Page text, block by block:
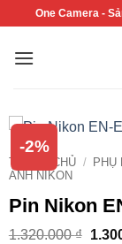
nội
One Camera -
-2%
TRANG CHỦ / PHỤ
ẢNH NIKON
Pin Nikon
1.320.000₫
Giá